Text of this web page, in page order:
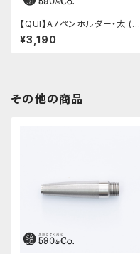
【QUI】A7ペンホルダー・太 (ブ
ラック)
¥3,190
その他の商品